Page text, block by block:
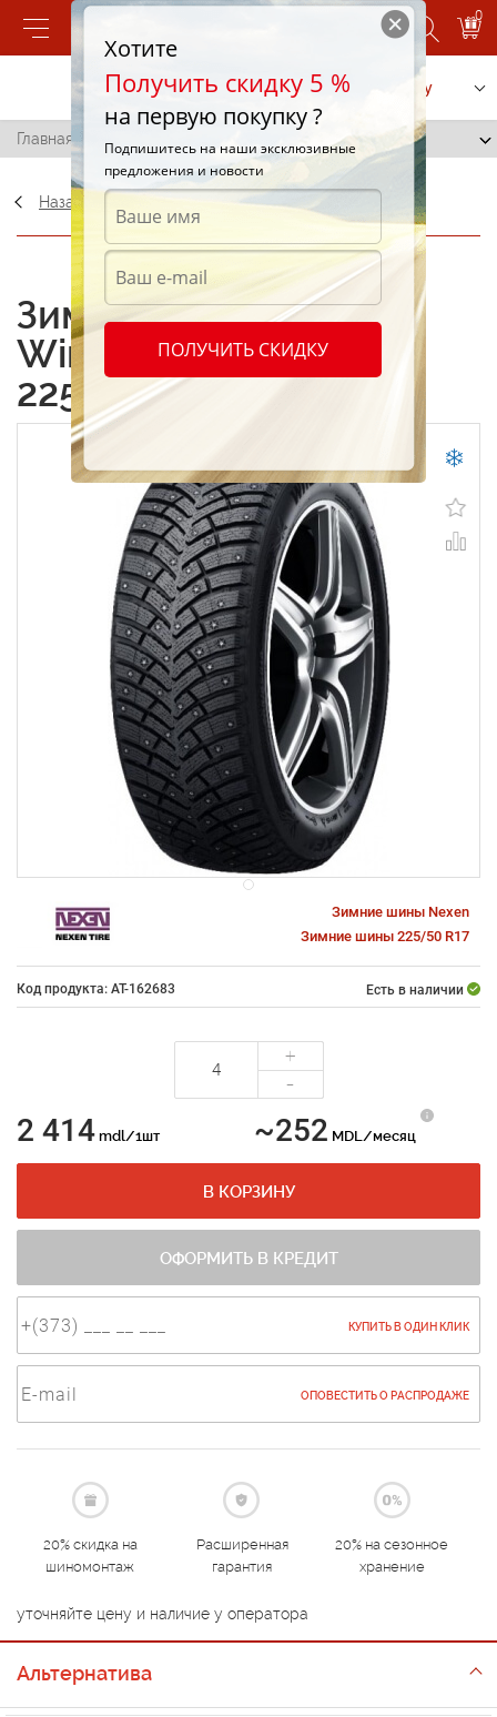
0
Позвонить Заказать услугу
Главная / Nexen Winguard Winspike 3 225/50 R17 98T
Назад
ОФИЦИАЛЬНЫЙ ДИЛЕР
Зимние шины Nexen
Winguard Winspike 3
225/50 R17 98T
Зимние шины Nexen
Зимние шины 225/50 R17
Код продукта: AT-162683 Есть в наличии
+
-
2 414 mdl/1шт ~252 MDL/месяц
В КОРЗИНУ
ОФОРМИТЬ В КРЕДИТ
КУПИТЬ В ОДИН КЛИК
ОПОВЕСТИТЬ О РАСПРОДАЖЕ
20% скидка на
шиномонтаж
Расширенная
гарантия
20% на сезонное
хранение
уточняйте цену и наличие у оператора
Альтернатива
Хотите
Получить скидку 5 %
на первую покупку ?
Подпишитесь на наши эксклюзивные
предложения и новости
ПОЛУЧИТЬ СКИДКУ